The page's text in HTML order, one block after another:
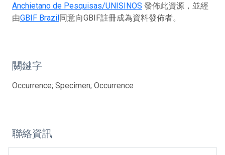
Anchietano de Pesquisas/UNISINOS 發佈此資源，並經
由GBIF Brazil同意向GBIF註冊成為資料發佈者。
關鍵字
Occurrence; Specimen; Occurrence
聯絡資訊